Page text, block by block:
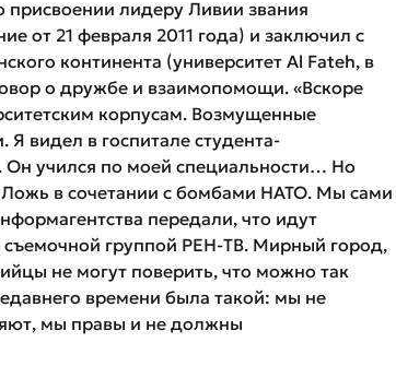
лидеру Ливии звания
от 21 февраля 2011 года) и заключил с
континента (университет Al Fateh, в
о дружбе и взаимопомощи. «Вскоре
корпусам. Возмущенные
видел в госпитале студента-
Он учился по моей специальности… Но
в сочетании с бомбами НАТО. Мы сами
передали, что идут
группой РЕН-ТВ. Мирный город,
не могут поверить, что можно так
времени была такой: мы не
мы правы и не должны